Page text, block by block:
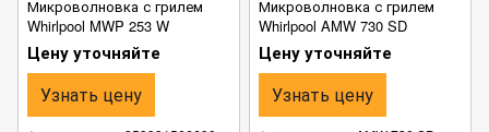
Микроволновка с грилем
Whirlpool MWP 253 W
Цену уточняйте
Узнать цену
Микроволновка с грилем
Whirlpool AMW 730 SD
Цену уточняйте
Узнать цену